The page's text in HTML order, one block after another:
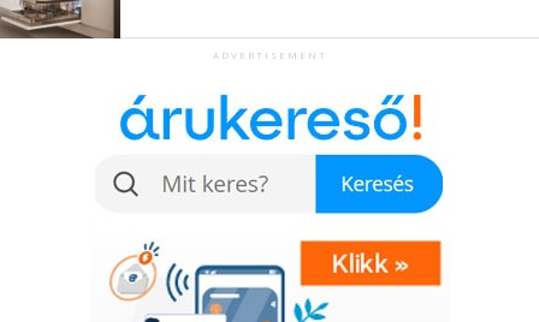
újraértelmezés pozitív kihívásokkal járhat.
Közösségi támogatás az
újrakezdéshez
Számos közösség és szolgáltatás létezik, ami
segíthet neked újra megtalálni önmagadat, és
rátalálni az új szerelemre. Közösségi oldalak,
fórumok és tematikus társkeresők mind támogatják,
hogy társakra találj ilyen szakaszban. Az ilyen
közösségek ereje abban rejlik, hogy megtalálod
ADVERTISEMENT